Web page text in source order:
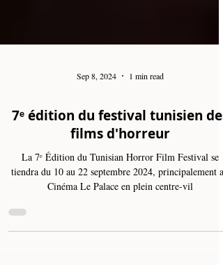
Sep 8, 2024 1 min read
7ᵉ édition du festival tunisien des
films d'horreur
La 7ᵉ Édition du Tunisian Horror Film Festival se
tiendra du 10 au 22 septembre 2024, principalement au